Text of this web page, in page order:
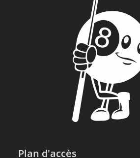
Plan d'accès